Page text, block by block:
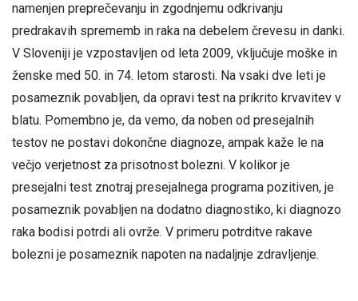
namenjen preprečevanju in zgodnjemu odkrivanju
predrakavih sprememb in raka na debelem črevesu in danki.
V Sloveniji je vzpostavljen od leta 2009, vključuje moške in
ženske med 50. in 74. letom starosti. Na vsaki dve leti je
posameznik povabljen, da opravi test na prikrito krvavitev v
blatu. Pomembno je, da vemo, da noben od presejalnih
testov ne postavi dokončne diagnoze, ampak kaže le na
večjo verjetnost za prisotnost bolezni. V kolikor je
presejalni test znotraj presejalnega programa pozitiven, je
posameznik povabljen na dodatno diagnostiko, ki diagnozo
raka bodisi potrdi ali ovrže. V primeru potrditve rakave
bolezni je posameznik napoten na nadaljnje zdravljenje.